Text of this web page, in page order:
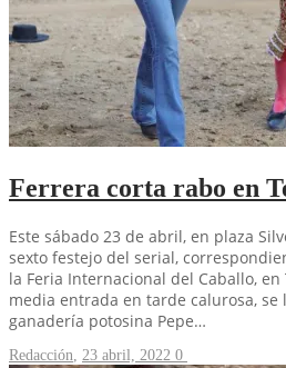
Ferrera corta rabo en
Este sábado 23 de abril, en plaza
sexto festejo del serial,
la Feria Internacional del Caballo, en
media entrada en tarde calurosa,
ganadería potosina Pepe…
Redacción 23 abril, 2022 0